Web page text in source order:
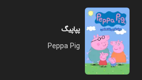
پپاپیگ
Peppa Pig